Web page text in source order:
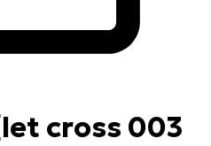
cross 003